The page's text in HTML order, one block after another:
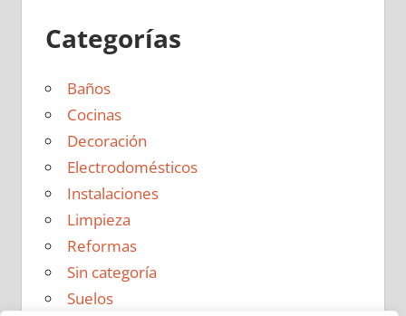
Categorías
Baños
Cocinas
Decoración
Electrodomésticos
Instalaciones
Limpieza
Reformas
Sin categoría
Suelos